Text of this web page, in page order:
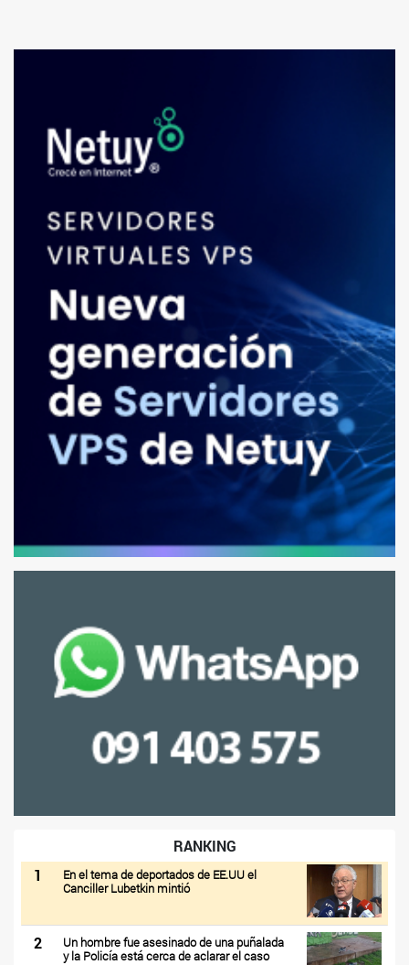
RANKING
1
En el tema de deportados de EE.UU el
Canciller Lubetkin mintió
2
Un hombre fue asesinado de una puñalada
y la Policía está cerca de aclarar el caso